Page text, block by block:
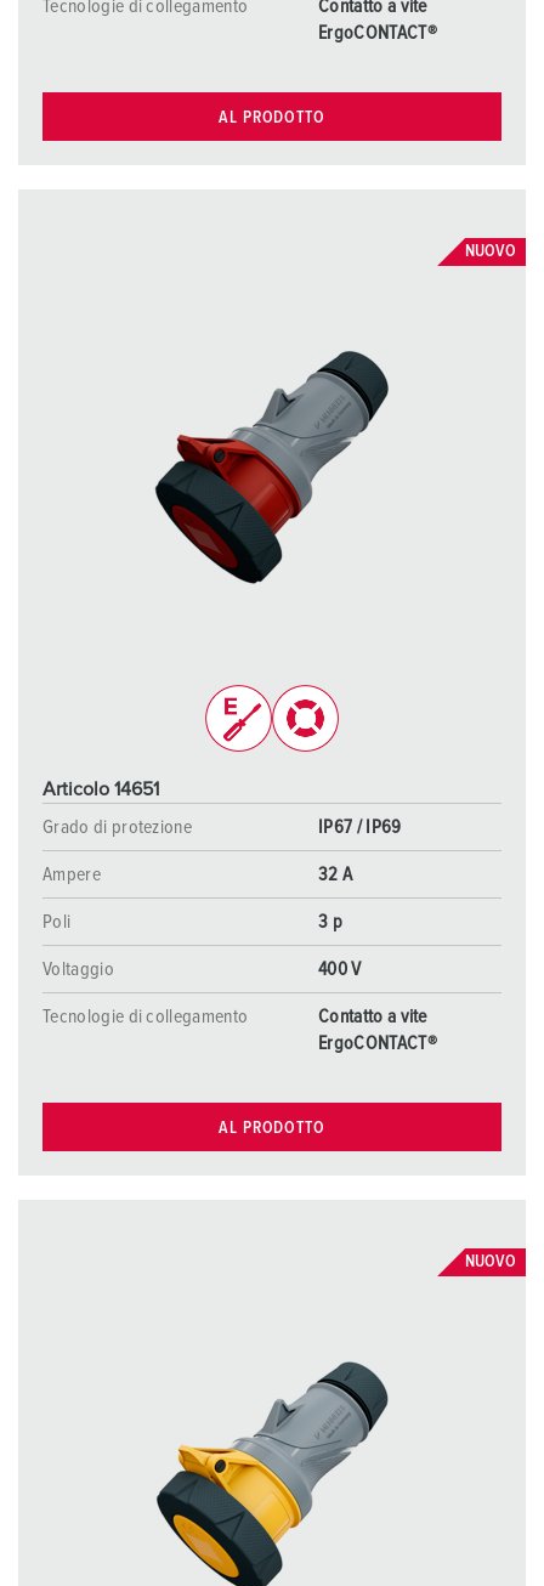
Tecnologie di collegamento
Contatto a vite
ErgoCONTACT®
AL PRODOTTO
NUOVO
Articolo 14651
Grado di protezione
IP67 / IP69
Ampere 32 A
Poli 3 p
Voltaggio 400 V
Tecnologie di collegamento
Contatto a vite
ErgoCONTACT®
AL PRODOTTO
NUOVO